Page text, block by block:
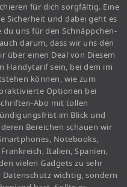
für dich sorgfältig. Eine
Sicherheit und dabei geht es
uns für den Schnäppchen-
darum, dass wir uns den
über einen Deal von Diesem
Handytarif sein, bei dem im
können, wie zum
Optionen bei
Abo mit tollen
im Blick und
Bereichen schauen wir
Notebooks,
Italien, Spanien,
vielen Gadgets zu sehr
wichtig, sondern